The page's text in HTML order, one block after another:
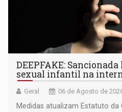
DEEPFAKE:
sexual infantil na
Geral 06 de Agosto de
Medidas atualizam Estatuto